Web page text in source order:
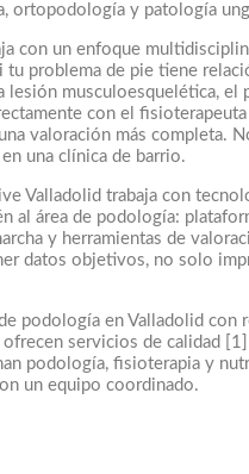
ortopodología y patología
con un enfoque
tu problema de pie tiene
lesión musculoesquelética, el
con el
valoración más completa.
una clínica de barrio.
Valladolid trabaja con
al área de podología:
y herramientas de
datos objetivos, no solo
podología en Valladolid con
servicios de calidad
podología, fisioterapia y
un equipo coordinado.